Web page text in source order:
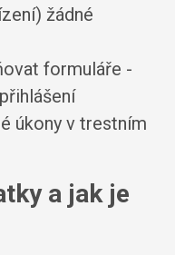
žádné
formuláře -
úkony v trestním
a jak je